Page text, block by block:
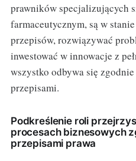
prawników specjalizujących
farmaceutycznym, są w
przepisów, rozwiązywać
inwestować w innowacje z
wszystko odbywa się
przepisami.
Podkreślenie roli
procesach biznesowych
przepisami prawa